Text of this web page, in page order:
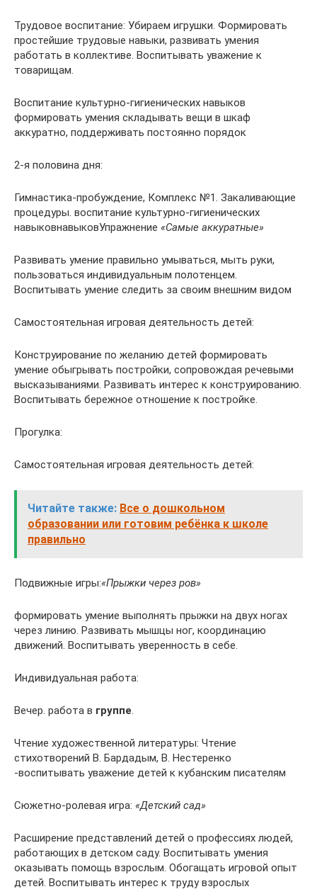
Трудовое воспитание: Убираем игрушки. Формировать
простейшие трудовые навыки, развивать умения
работать в коллективе. Воспитывать уважение к
товарищам.
Воспитание культурно-гигиенических навыков
формировать умения складывать вещи в шкаф
аккуратно, поддерживать постоянно порядок
2-я половина дня:
Гимнастика-пробуждение, Комплекс №1. Закаливающие
процедуры. воспитание культурно-гигиенических
навыковнавыковУпражнение «Самые аккуратные»
Развивать умение правильно умываться, мыть руки,
пользоваться индивидуальным полотенцем.
Воспитывать умение следить за своим внешним видом
Самостоятельная игровая деятельность детей:
Конструирование по желанию детей формировать
умение обыгрывать постройки, сопровождая речевыми
высказываниями. Развивать интерес к конструированию.
Воспитывать бережное отношение к постройке.
Прогулка:
Самостоятельная игровая деятельность детей:
Читайте также: Все о дошкольном
образовании или готовим ребёнка к школе
правильно
Подвижные игры:«Прыжки через ров»
формировать умение выполнять прыжки на двух ногах
через линию. Развивать мышцы ног, координацию
движений. Воспитывать уверенность в себе.
Индивидуальная работа:
Вечер. работа в группе.
Чтение художественной литературы: Чтение
стихотворений В. Бардадым, В. Нестеренко
-воспитывать уважение детей к кубанским писателям
Сюжетно-ролевая игра: «Детский сад»
Расширение представлений детей о профессиях людей,
работающих в детском саду. Воспитывать умения
оказывать помощь взрослым. Обогащать игровой опыт
детей. Воспитывать интерес к труду взрослых